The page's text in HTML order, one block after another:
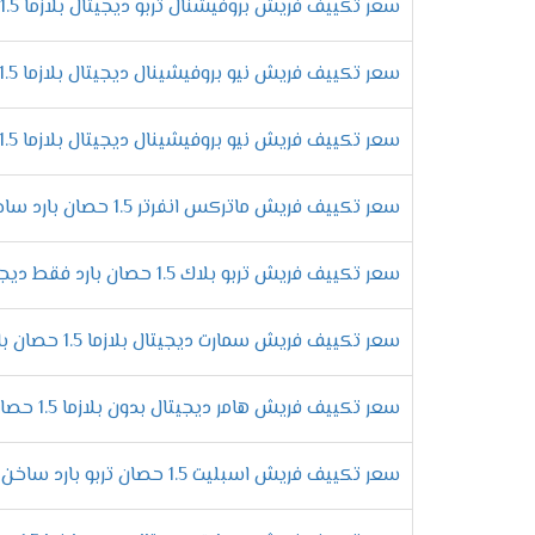
الاستمتاع بالتشغيل الجاف
لان يوجد انواع كثيرة من المكيفات موجودة
بالأساليب الجديدة وتمتعنا بأنها تعمل
التميز بنظام توزيع الهواء
اركان الغرفه لكى يستمتع العميل بالحصول
يوجد أجهزة فريش فى الاسواق بشكل كبير
التى تعتبر من افضل وأهم الخواص التى
.
الرقى فى تصميم الوحدة الداخلية
استمتع الان مع تكييف فريش بأحدث
الجهاز تصميم يتناسب مع جميع الديكورات
سعر تكييف فريش بروفيشنال تربو ديجيتال بلازما 1.5 حصان بارد
سعر تكييف فريش نيو بروفيشينال ديجيتال بلازما 1.5 حصان بارد فقط
سعر تكييف فريش نيو بروفيشينال ديجيتال بلازما 1.5 حصان بارد ساخن
سعر تكييف فريش ماتركس انفرتر 1.5 حصان بارد ساخن
سعر تكييف فريش تربو بلاك 1.5 حصان بارد فقط ديجيتال
سعر تكييف فريش سمارت ديجيتال بلازما 1.5 حصان بارد فقط - Smart
سعر تكييف فريش هامر ديجيتال بدون بلازما 1.5 حصان بارد - Hummer
سعر تكييف فريش اسبليت 1.5 حصان تربو بارد ساخن بدون بلازما